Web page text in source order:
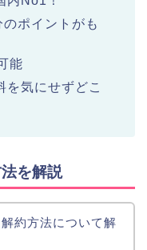
ポイントがも
能
を気にせずどこ
を解説
約方法について解